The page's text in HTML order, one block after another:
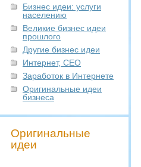
Бизнес идеи: услуги
населению
Великие бизнес идеи
прошлого
Другие бизнес идеи
Интернет, СЕО
Заработок в Интернете
Оригинальные идеи
бизнеса
Оригинальные
идеи